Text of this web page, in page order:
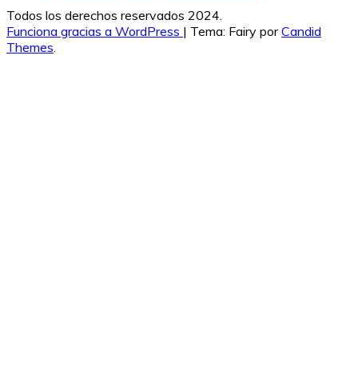
Todos los derechos reservados 2024.
Funciona gracias a WordPress | Tema: Fairy porCandid
Themes.